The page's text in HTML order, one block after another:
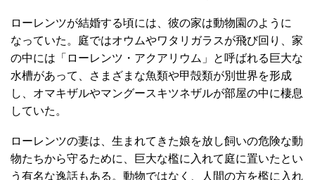
ローレンツが結婚する頃には、彼の家は動物園のように
なっていた。庭ではオウムやワタリガラスが飛び回り、家
の中には「ローレンツ・アクアリウム」と呼ばれる巨大な
水槽があって、さまざまな魚類や甲殻類が別世界を形成
し、オマキザルやマングースキツネザルが部屋の中に棲息
していた。
ローレンツの妻は、生まれてきた娘を放し飼いの危険な動
物たちから守るために、巨大な檻に入れて庭に置いたとい
う有名な逸話もある。動物ではなく、人間の方を檻に入れ